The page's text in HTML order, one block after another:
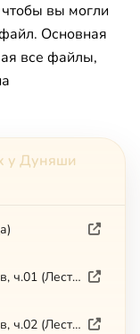
чтобы вы могли
Основная
все файлы,
у Дуняши
В гостях у Дуняши. 12 месяцев, ч.01 (Лествица)
В гостях у Дуняши. 12 месяцев, ч.02 (Лествица)